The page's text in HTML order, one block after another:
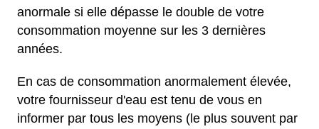
anormale si elle dépasse le double de votre
consommation moyenne sur les 3 dernières
années.
En cas de consommation anormalement élevée,
votre fournisseur d'eau est tenu de vous en
informer par tous les moyens (le plus souvent par